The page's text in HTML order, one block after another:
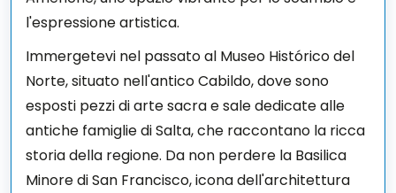
l'espressione artistica.
Immergetevi nel passato al Museo Histórico del
Norte, situato nell'antico Cabildo, dove sono
esposti pezzi di arte sacra e sale dedicate alle
antiche famiglie di Salta, che raccontano la ricca
storia della regione. Da non perdere la Basilica
Minore di San Francisco, icona dell'architettura